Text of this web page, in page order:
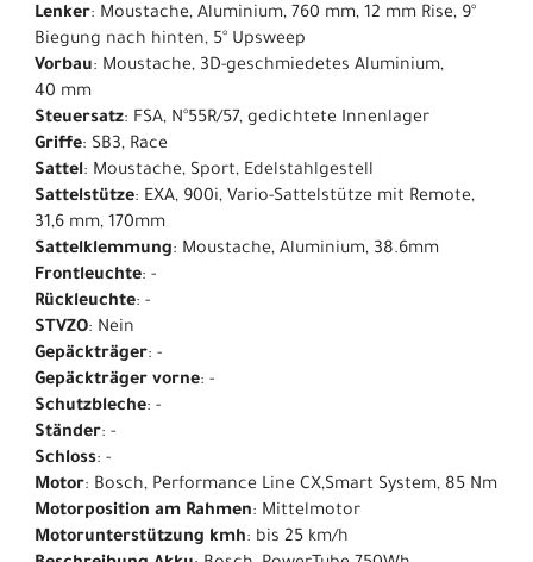
Lenker: Moustache, Aluminium, 760 mm, 12 mm Rise, 9°
Biegung nach hinten, 5° Upsweep
Vorbau: Moustache, 3D-geschmiedetes Aluminium,
40 mm
Steuersatz: FSA, N°55R/57, gedichtete Innenlager
Griffe: SB3, Race
Sattel: Moustache, Sport, Edelstahlgestell​
Sattelstütze: EXA, 900i, Vario-Sattelstütze mit Remote,
31,6 mm, 170mm
Sattelklemmung: Moustache, Aluminium, 38.6mm
Frontleuchte: -
Rückleuchte: -
STVZO: Nein
Gepäckträger: -
Gepäckträger vorne: -
Schutzbleche: -
Ständer: -
Schloss: -
Motor: Bosch, Performance Line CX,Smart System, 85 Nm
Motorposition am Rahmen: Mittelmotor
Motorunterstützung kmh: bis 25 km/h